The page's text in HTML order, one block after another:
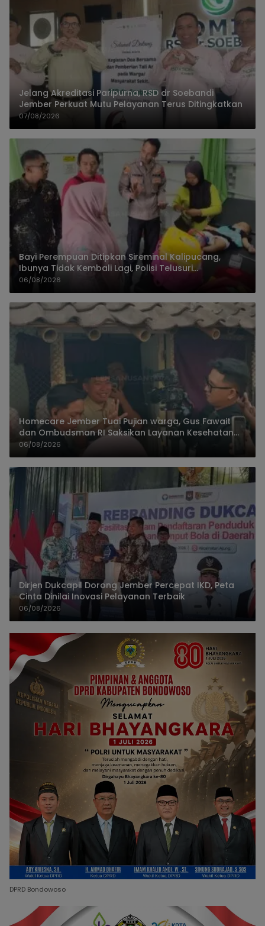
Jelang Akreditasi Paripurna, RSD dr Soebandi
Jember Perkuat Mutu Pelayanan Terus Ditingkatkan
07/08/2026
Bayi Perempuan Ditipkan Sireminal Kalipucang,
Ibunya Tidak Kembali Lagi, Polisi Telusuri
Keberadaan Orang Tua
06/08/2026
Homecare Jember Tuai Pujian warga, Gus Fawait
dan Ombudsman RI Saksikan Layanan Kesehatan
Rumah Pasien
06/08/2026
Dirjen Dukcapil Dorong Jember Percepat IKD, Peta
Cinta Dinilai Inovasi Pelayanan Terbaik
06/08/2026
DPRD Bondowoso